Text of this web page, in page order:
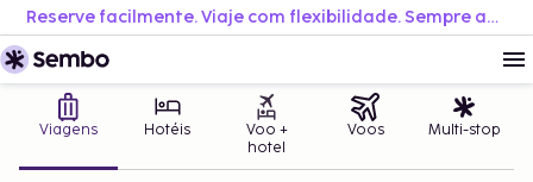
Reserve facilmente. Viaje com flexibilidade. Sempre ao melhor preço.
Viagens Hotéis
Voo +
hotel
Voos Multi-stop